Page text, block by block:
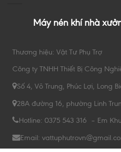
Máy nén khí nhà
Thương hiệu: Vật Tư Phụ Trợ
Công ty TNHH Thiết Bị Công
Số 4, Võ Trung, Phúc Lợi, Long
28A đường 16, phường Linh
Hotline: 0375 543 316 – Em
Email: